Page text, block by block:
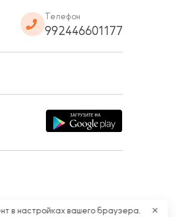
Телефон
992446601177
в настройках вашего браузера. ✕